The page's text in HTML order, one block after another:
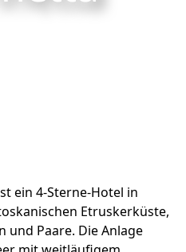
ein 4-Sterne-Hotel in
Etruskerküste,
und Paare. Die Anlage